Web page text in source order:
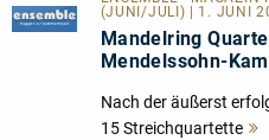
(JUNI/JULI) | 1. JUNI
Mandelring
Mendelssohn-
Nach der äußerst
15 Streichquartette